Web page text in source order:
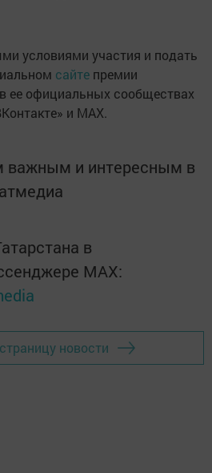
условиями участия и подать
сайте премии
ее официальных сообществах
и MAX.
важным и интересным в
в
MАХ:
новости